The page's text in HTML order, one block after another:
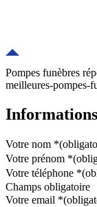
Pompes funèbres
meilleures-pompes-
Votre nom *
Votre prénom *
Votre téléphone *
Champs obligatoire
Votre email *